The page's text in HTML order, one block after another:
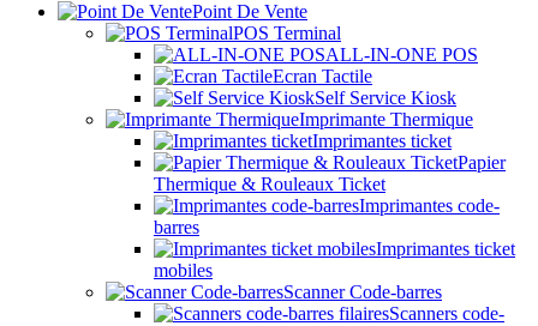
Point De Vente
POS Terminal
ALL-IN-ONE POS
Ecran Tactile
Self Service Kiosk
Imprimante Thermique
Imprimantes ticket
Papier
Thermique & Rouleaux Ticket
Imprimantes code-
barres
Imprimantes ticket
mobiles
Scanner Code-barres
Scanners code-